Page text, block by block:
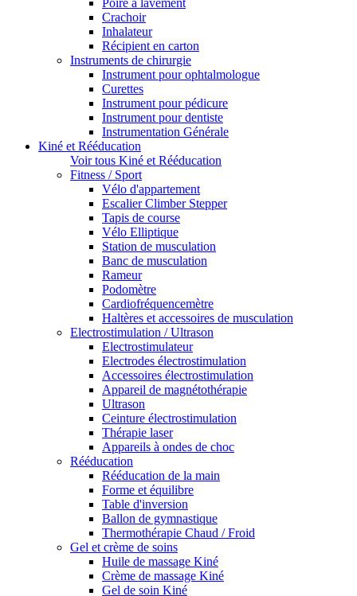
Poire à lavement
Crachoir
Inhalateur
Récipient en carton
Instruments de chirurgie
Instrument pour ophtalmologue
Curettes
Instrument pour pédicure
Instrument pour dentiste
Instrumentation Générale
Kiné et Rééducation
Voir tous Kiné et Rééducation
Fitness / Sport
Vélo d'appartement
Escalier Climber Stepper
Tapis de course
Vélo Elliptique
Station de musculation
Banc de musculation
Rameur
Podomètre
Cardiofréquencemètre
Haltères et accessoires de musculation
Electrostimulation / Ultrason
Electrostimulateur
Electrodes électrostimulation
Accessoires électrostimulation
Appareil de magnétothérapie
Ultrason
Ceinture électrostimulation
Thérapie laser
Appareils à ondes de choc
Rééducation
Rééducation de la main
Forme et équilibre
Table d'inversion
Ballon de gymnastique
Thermothérapie Chaud / Froid
Gel et crème de soins
Huile de massage Kiné
Crème de massage Kiné
Gel de soin Kiné